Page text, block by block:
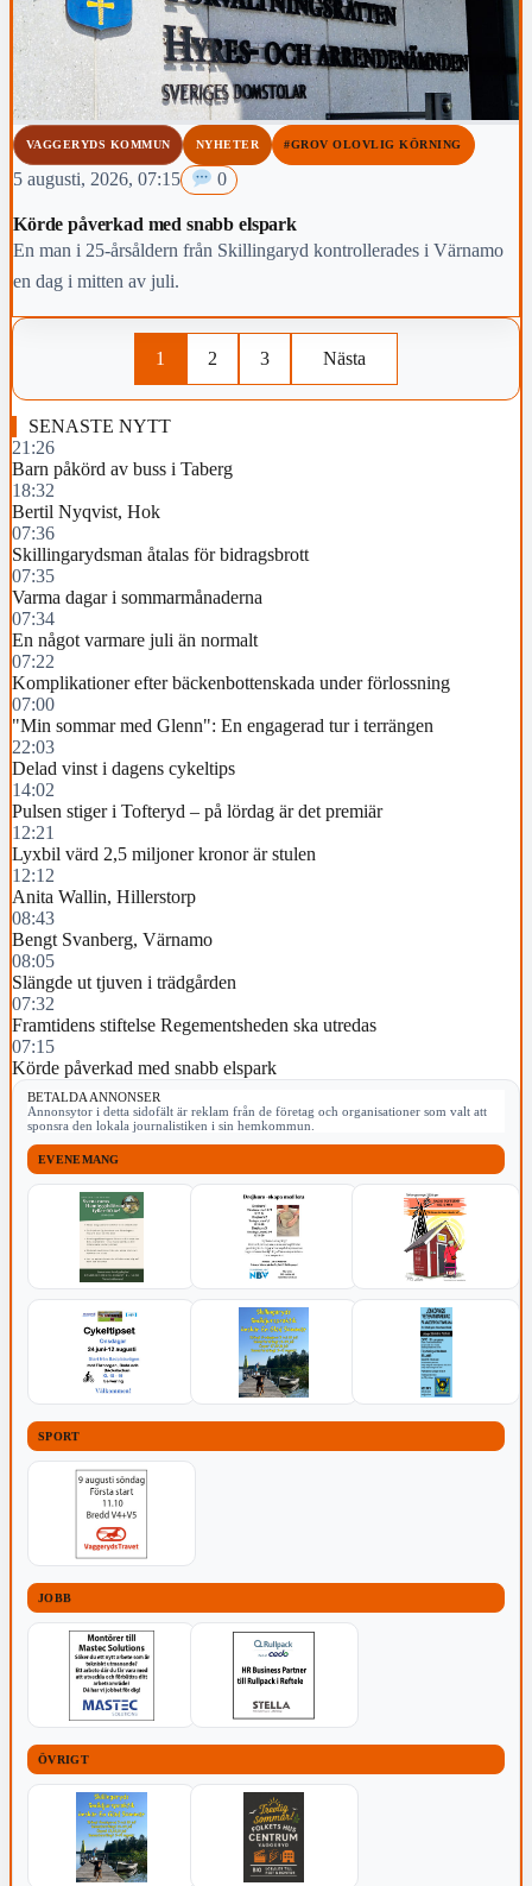
VAGGERYDS KOMMUN NYHETER #GROV OLOVLIG KÖRNING
5 augusti, 2026, 07:15 0
Körde påverkad med snabb elspark
En man i 25-årsåldern från Skillingaryd kontrollerades i Värnamo
en dag i mitten av juli.
1 2 3 Nästa
SENASTE NYTT
21:26
Barn påkörd av buss i Taberg
18:32
Bertil Nyqvist, Hok
07:36
Skillingarydsman åtalas för bidragsbrott
07:35
Varma dagar i sommarmånaderna
07:34
En något varmare juli än normalt
07:22
Komplikationer efter bäckenbottenskada under förlossning
07:00
"Min sommar med Glenn": En engagerad tur i terrängen
22:03
Delad vinst i dagens cykeltips
14:02
Pulsen stiger i Tofteryd – på lördag är det premiär
12:21
Lyxbil värd 2,5 miljoner kronor är stulen
12:12
Anita Wallin, Hillerstorp
08:43
Bengt Svanberg, Värnamo
08:05
Slängde ut tjuven i trädgården
07:32
Framtidens stiftelse Regementsheden ska utredas
07:15
Körde påverkad med snabb elspark
BETALDA ANNONSER
Annonsytor i detta sidofält är reklam från de företag och organisationer som valt att
sponsra den lokala journalistiken i sin hemkommun.
EVENEMANG
SPORT
JOBB
ÖVRIGT